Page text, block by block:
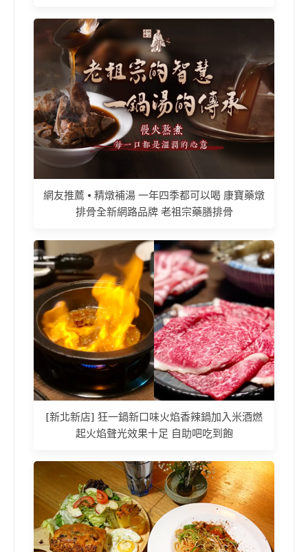
網友推薦 • 精燉補湯 一年四季都可以喝 康寶藥燉
排骨全新網路品牌 老祖宗藥膳排骨
[新北新店] 狂一鍋新口味火焰香辣鍋加入米酒燃
起火焰聲光效果十足 自助吧吃到飽